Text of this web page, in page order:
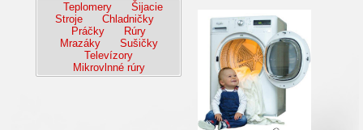
Teplomery
Šijacie
Stroje
Chladničky
Práčky
Rúry
Mrazáky
Sušičky
Televízory
Mikrovlnné rúry